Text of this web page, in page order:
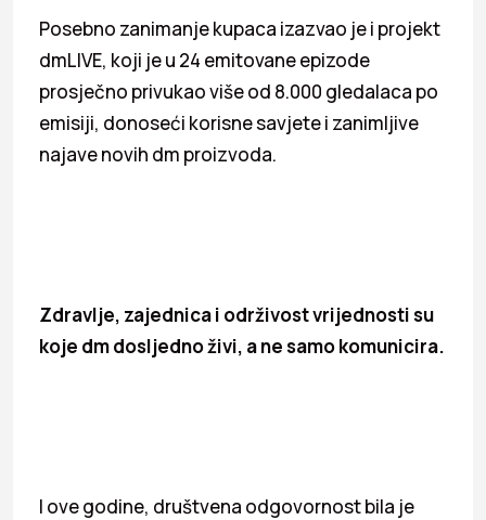
Posebno zanimanje kupaca izazvao je i projekt
dmLIVE, koji je u 24 emitovane epizode
prosječno privukao više od 8.000 gledalaca po
emisiji, donoseći korisne savjete i zanimljive
najave novih dm proizvoda.
Zdravlje, zajednica i održivost vrijednosti su
koje dm dosljedno živi, a ne samo komunicira.
I ove godine, društvena odgovornost bila je